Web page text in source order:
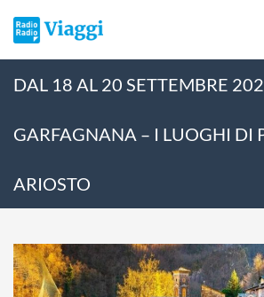
DAL 18 AL 20 SETTEMBRE
GARFAGNANA – I LUOGHI DI
ARIOSTO